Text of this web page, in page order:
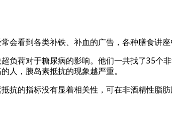
会看到各类补铁、补血的广告，各种膳食讲座
负荷对于糖尿病的影响。他们一共找了35个
人，胰岛素抵抗的现象越严重。
抗的指标没有显着相关性，可在非酒精性脂